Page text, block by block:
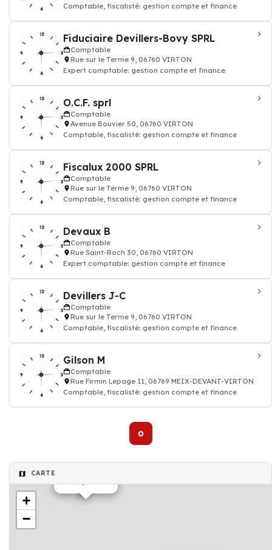
Comptable, fiscalisté: gestion compte et finance
Fiduciaire Devillers-Bovy SPRL
Comptable
Rue sur le Terme 9, 06760 VIRTON
Expert comptable: gestion compte et finance
O.C.F. sprl
Comptable
Avenue Bouvier 50, 06760 VIRTON
Comptable, fiscalisté: gestion compte et finance
Fiscalux 2000 SPRL
Comptable
Rue sur le Terme 9, 06760 VIRTON
Comptable, fiscalisté: gestion compte et finance
Devaux B
Comptable
Rue Saint-Roch 30, 06760 VIRTON
Expert comptable: gestion compte et finance
Devillers J-C
Comptable
Rue sur le Terme 9, 06760 VIRTON
Comptable, fiscalisté: gestion compte et finance
Gilson M
Comptable
Rue Firmin Lepage 11, 06769 MEIX-DEVANT-VIRTON
Comptable, fiscalisté: gestion compte et finance
0
CARTE
+
−